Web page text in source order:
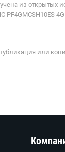
из
или